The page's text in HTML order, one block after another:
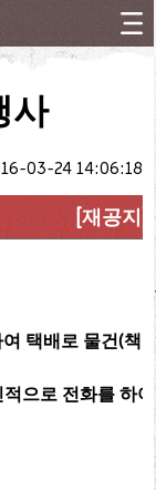
사
03-24 14:06:18
[재공지
택배로 물건(책-
으로 전화를 하여